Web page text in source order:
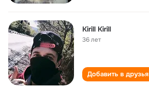
Kirill Kirill
36 лет
Добавить в друзья